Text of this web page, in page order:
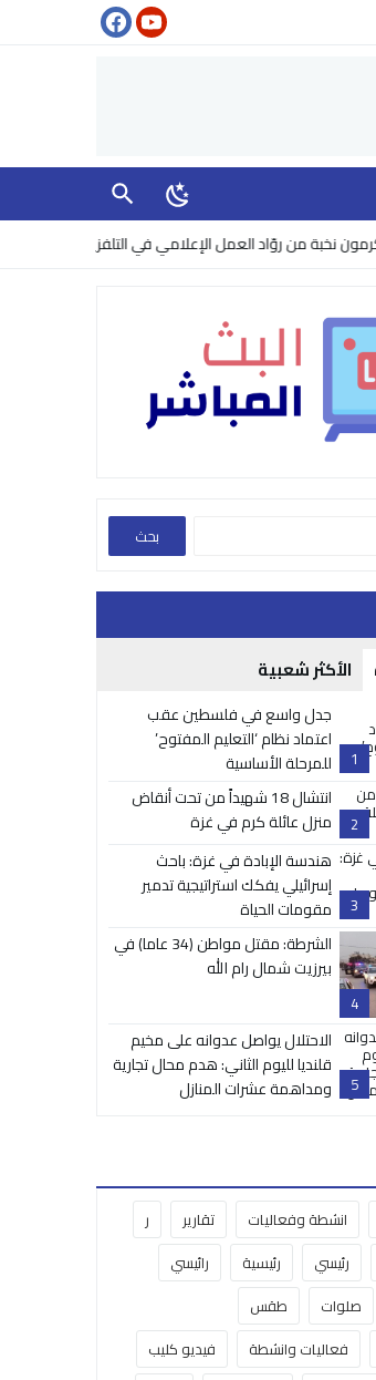
من روّاد العمل الإعلامي في التلفزيون
الأكثر شعبية
1
جدل واسع في فلسطين عقب
اعتماد نظام ‘التعليم المفتوح’
للمرحلة الأساسية
2
انتشال 18 شهيداً من تحت أنقاض
منزل عائلة كرم في غزة
3
هندسة الإبادة في غزة: باحث
إسرائيلي يفكك استراتيجية تدمير
مقومات الحياة
4
الشرطة: مقتل مواطن (34 عاما) في
بيرزيت شمال رام الله
5
الاحتلال يواصل عدوانه على مخيم
قلنديا لليوم الثاني: هدم محال تجارية
ومداهمة عشرات المنازل
انشطة وفعاليات تقارير
ر
رئيسي رئيسية
رائيسي
صلوات
طقس
فعاليات وانشطة
فيديو كليب